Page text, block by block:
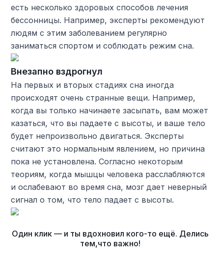
есть несколько здоровых способов лечения
бессонницы. Например, эксперты рекомендуют
людям с этим заболеванием регулярно
заниматься спортом и соблюдать режим сна.
Внезапно вздрогнул
На первых и вторых стадиях сна иногда
происходят очень странные вещи. Например,
когда вы только начинаете засыпать, вам может
казаться, что вы падаете с высоты, и ваше тело
будет непроизвольно двигаться. Эксперты
считают это нормальным явлением, но причина
пока не установлена. Согласно некоторым
теориям, когда мышцы человека расслабляются
и ослабевают во время сна, мозг дает неверный
сигнал о том, что тело падает с высоты.